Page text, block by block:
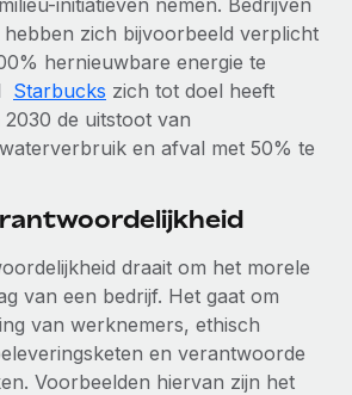
initiatieven nemen. Bedrijven
hebben zich bijvoorbeeld verplicht
hernieuwbare energie te
Starbucks zich tot doel heeft
de uitstoot van
en afval met 50% te
draait om het morele
van een bedrijf. Het gaat om
van werknemers, ethisch
en verantwoorde
Voorbeelden hiervan zijn het